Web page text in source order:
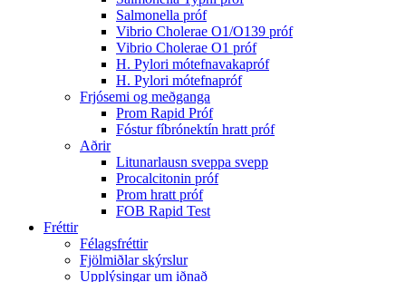
Salmonella próf
Vibrio Cholerae O1/O139 próf
Vibrio Cholerae O1 próf
H. Pylori mótefnavakapróf
H. Pylori mótefnapróf
Frjósemi og meðganga
Prom Rapid Próf
Fóstur fíbrónektín hratt próf
Aðrir
Litunarlausn sveppa svepp
Procalcitonin próf
Prom hratt próf
FOB Rapid Test
Fréttir
Félagsfréttir
Fjölmiðlar skýrslur
Upplýsingar um iðnað